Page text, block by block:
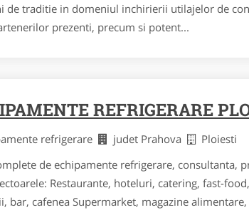
de traditie in domeniul inchirierii utilajelor de
prezenti, precum si potent...
REFRIGERARE
refrigerare judet Prahova
Ploiesti
de echipamente refrigerare, consultanta,
Restaurante, hoteluri, catering, fast-
bar, cafenea Supermarket, magazine